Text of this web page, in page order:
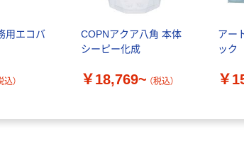
用エコバ
込）
COPNアクア八角 本体
シーピー化成
￥18,769~ （税込）
アー
ック
￥